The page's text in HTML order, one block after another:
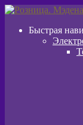
Перейти
навигации
Перейти
содержимому
Быстрая